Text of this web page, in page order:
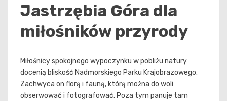
Jastrzębia Góra dla
miłośników przyrody
Miłośnicy spokojnego wypoczynku w pobliżu natury
docenią bliskość Nadmorskiego Parku Krajobrazowego.
Zachwyca on florą i fauną, którą można do woli
obserwować i fotografować. Poza tym panuje tam